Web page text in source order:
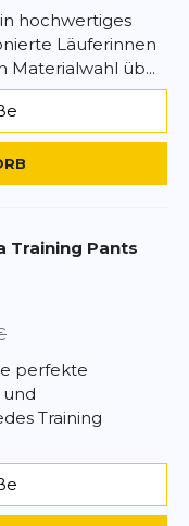
hochwertiges
Läuferinnen
Materialwahl üb...
Training Pants
perfekte
Training